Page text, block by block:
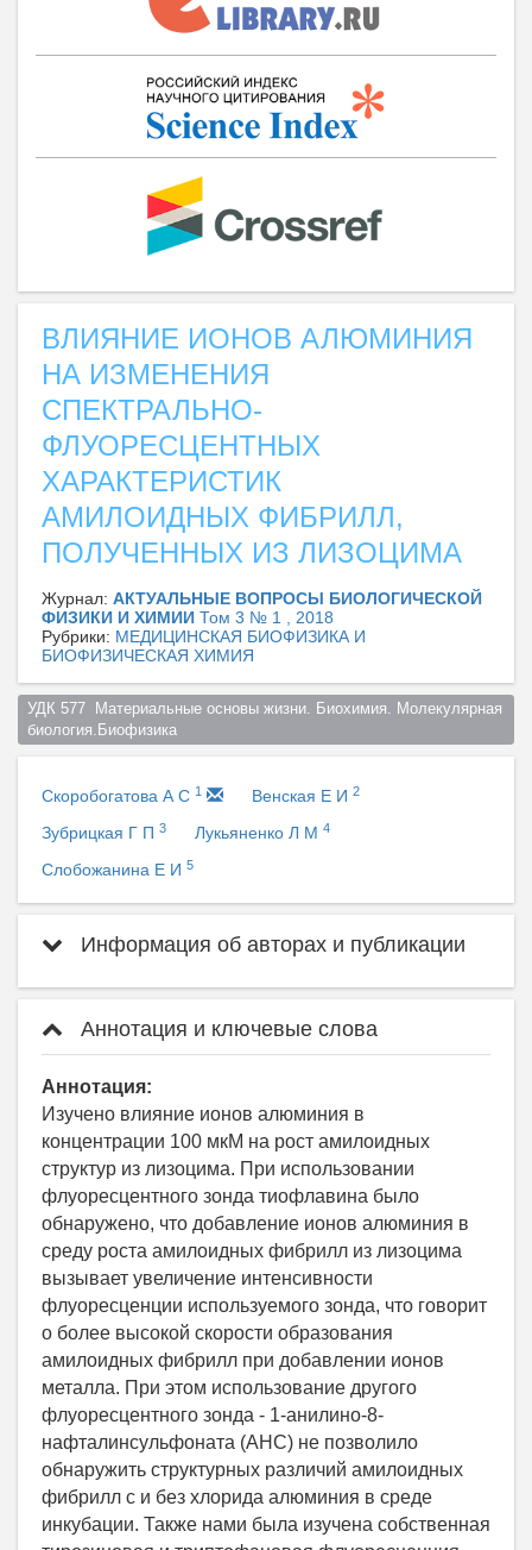
ВЛИЯНИЕ ИОНОВ АЛЮМИНИЯ
НА ИЗМЕНЕНИЯ
СПЕКТРАЛЬНО-
ФЛУОРЕСЦЕНТНЫХ
ХАРАКТЕРИСТИК
АМИЛОИДНЫХ ФИБРИЛЛ,
ПОЛУЧЕННЫХ ИЗ ЛИЗОЦИМА
Журнал: АКТУАЛЬНЫЕ ВОПРОСЫ БИОЛОГИЧЕСКОЙ
ФИЗИКИ И ХИМИИ Том 3 № 1 , 2018
Рубрики: МЕДИЦИНСКАЯ БИОФИЗИКА И
БИОФИЗИЧЕСКАЯ ХИМИЯ
УДК 577  Материальные основы жизни. Биохимия. Молекулярная
биология.Биофизика
Скоробогатова А С 1 Венская Е И 2
Зубрицкая Г П 3 Лукьяненко Л М 4
Слобожанина Е И 5
Информация об авторах и публикации
Аннотация и ключевые слова
Аннотация:
Изучено влияние ионов алюминия в
концентрации 100 мкМ на рост амилоидных
структур из лизоцима. При использовании
флуоресцентного зонда тиофлавина было
обнаружено, что добавление ионов алюминия в
среду роста амилоидных фибрилл из лизоцима
вызывает увеличение интенсивности
флуоресценции используемого зонда, что говорит
о более высокой скорости образования
амилоидных фибрилл при добавлении ионов
металла. При этом использование другого
флуоресцентного зонда - 1-анилино-8-
нафталинсульфоната (АНС) не позволило
обнаружить структурных различий амилоидных
фибрилл с и без хлорида алюминия в среде
инкубации. Также нами была изучена собственная